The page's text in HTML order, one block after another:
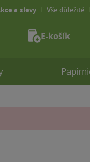
a slevy Vše důležité
E-košík